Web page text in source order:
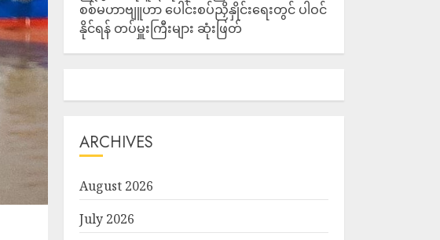
စစ်မဟာဗျူဟာ ပေါင်းစပ်ညှိနှိုင်းရေးတွင် ပါဝင်
နိုင်ရန် တပ်မှူးကြီးများ ဆုံးဖြတ်
ARCHIVES
August 2026
July 2026